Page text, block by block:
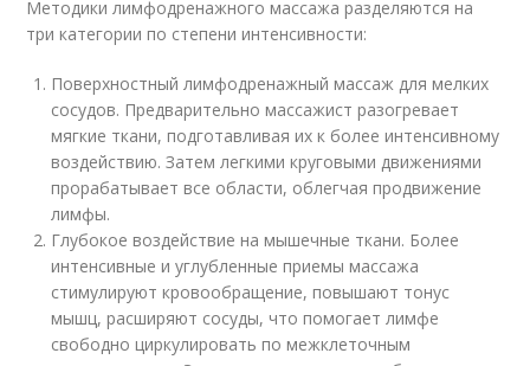
Методики лимфодренажного массажа разделяются на
три категории по степени интенсивности:
Поверхностный лимфодренажный массаж для мелких
сосудов. Предварительно массажист разогревает
мягкие ткани, подготавливая их к более интенсивному
воздействию. Затем легкими круговыми движениями
прорабатывает все области, облегчая продвижение
лимфы.
Глубокое воздействие на мышечные ткани. Более
интенсивные и углубленные приемы массажа
стимулируют кровообращение, повышают тонус
мышц, расширяют сосуды, что помогает лимфе
свободно циркулировать по межклеточным